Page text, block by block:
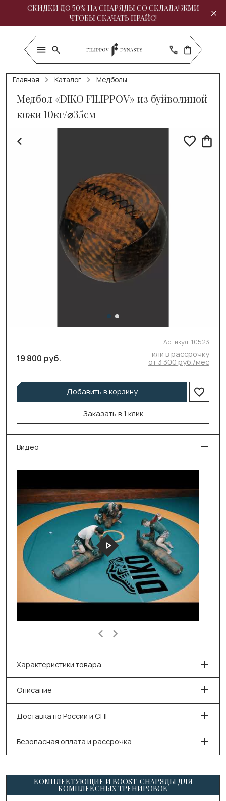
СКИДКИ ДО 50% НА СНАРЯДЫ СО СКЛАДА! ЖМИ
ЧТОБЫ СКАЧАТЬ ПРАЙС!
Главная Каталог Медболы
Медбол «DIKO FILIPPOV» из буйволиной
кожи 10кг/⌀35см
Артикул: 10523
19 800 руб.
или в рассрочку
от 3 300 руб./мес
Добавить в корзину
Заказать в 1 клик
Видео
Характеристики товара
Описание
Доставка по России и СНГ
Безопасная оплата и рассрочка
КОМПЛЕКТУЮЩИЕ И BOOST-СНАРЯДЫ ДЛЯ
КОМПЛЕКСНЫХ ТРЕНИРОВОК